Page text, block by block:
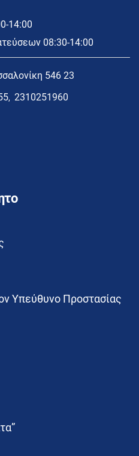
14:00
08:30-14:00
546 23
, 2310251960
Υπεύθυνο Προστασίας